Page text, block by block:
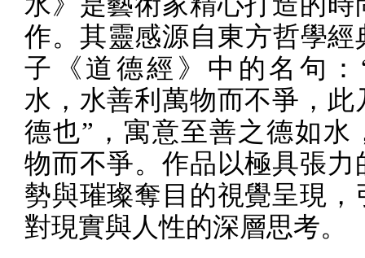
作。其靈感源自東方哲學經
子《道德經》中的名句：
水，水善利萬物而不爭，此
德也” ，寓意至善之德如水
物而不爭。作品以極具張力
勢與璀璨奪目的視覺呈現，
對現實與人性的深層思考。